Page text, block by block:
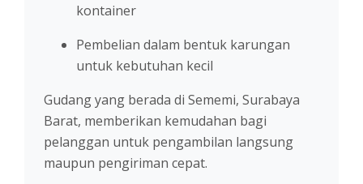
kontainer
Pembelian dalam bentuk karungan
untuk kebutuhan kecil
Gudang yang berada di Sememi, Surabaya
Barat, memberikan kemudahan bagi
pelanggan untuk pengambilan langsung
maupun pengiriman cepat.